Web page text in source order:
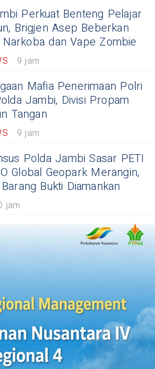
Perkuat Benteng Pelajar
Brigjen Asep Beberkan
dan Vape Zombie
9 jam
Mafia Penerimaan Polri
Jambi, Divisi Propam
Tangan
9 jam
Polda Jambi Sasar PETI
Global Geopark Merangin,
Bukti Diamankan
jam